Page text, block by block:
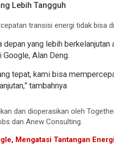
Lebih Tangguh
transisi energi tidak bisa
depan yang lebih berkelanjutan
Alan Deng.
tepat, kami bisa
tambahnya
dan dioperasikan oleh
dan Anew Consulting.
Mengatasi Tantangan